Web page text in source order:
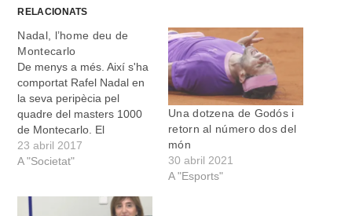
RELACIONATS
Nadal, l’home deu de
Montecarlo
De menys a més. Així s'ha
comportat Rafel Nadal en
la seva peripècia pel
quadre del masters 1000
de Montecarlo. El
manacorí, que aspirava a
ser el primer jugador de
campió en deu ocasions
23 abril 2017
A "Societat"
Una dotzena de Godós i
retorn al número dos del
món
30 abril 2021
A "Esports"